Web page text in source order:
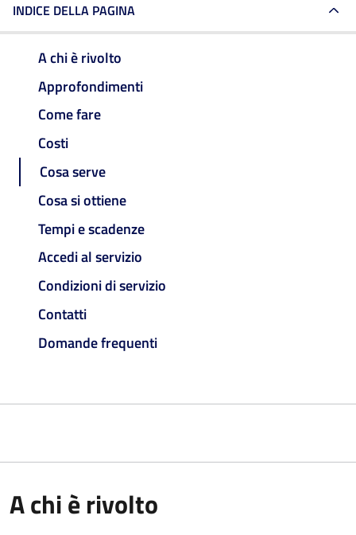
INDICE DELLA PAGINA
A chi è rivolto
Approfondimenti
Come fare
Costi
Cosa serve
Cosa si ottiene
Tempi e scadenze
Accedi al servizio
Condizioni di servizio
Contatti
Domande frequenti
A chi è rivolto